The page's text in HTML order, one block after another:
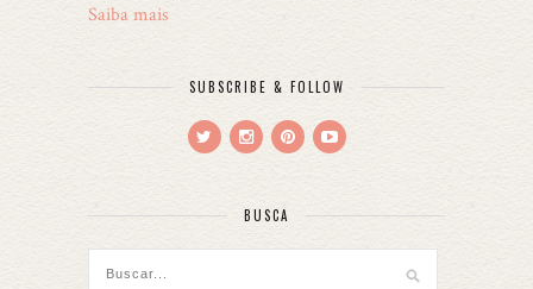
Saiba mais
SUBSCRIBE & FOLLOW
BUSCA